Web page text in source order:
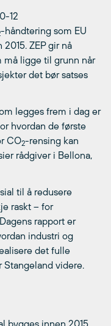
12
-håndtering som EU
ZEP gir nå
må ligge til grunn når
det bør satses
legges frem i dag er
hvordan de første
CO2-rensing kan
rådgiver i Bellona,
til å redusere
raskt – for
rapport er
industri og
det fulle
videre.
bygges innen 2015